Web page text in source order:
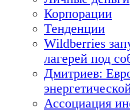
Корпорации
Тенденции
Wildberries
лагерей под
Дмитриев:
Ассоциация